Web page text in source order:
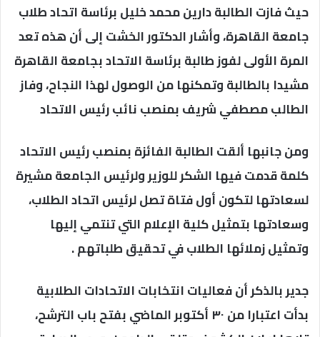
حيث فازت الطالبة دارين محمد خليل برئاسة اتحاد طلاب
جامعة القاهرة، وأشار الدكتور الخشت إلى أن هذه تعد
المرة الأولى لفوز طالبة برئاسة الاتحاد بجامعة القاهرة
مشيدا بالطالبة وتمكنها من الوصول لهذا النجاح، وفاز
الطالب مصطفي شريف بمنصب نائب رئيس الاتحاد
ومن جانبها ألقت الطالبة الفائزة بمنصب رئيس الاتحاد
كلمة قدمت فيها الشكر للوزير ولرئيس الجامعة مشيرة
لسعادتها لتكون أول فتاة تصل لرئيس اتحاد الطلاب،
وسعادتها بتمثيل كلية الإعلام التي تنتمي إليها
وتمثيل زملائها الطلاب في تحقيق طلباتهم .
جدير بالذكر أن فعاليات انتخابات الاتحادات الطلابية
بدأت اعتبارا من ٣٠ أكتوبر الماضي بفتح باب الترشح،